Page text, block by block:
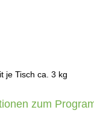
je Tisch ca. 3 kg
zum